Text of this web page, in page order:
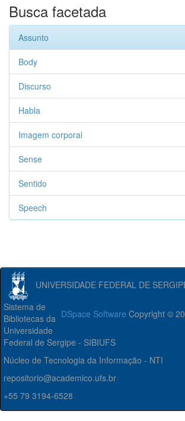
Busca facetada
Assunto
Body
Discurso
Habla
Imagem corporal
Sense
Sentido
Speech
UNIVERSIDADE FEDERAL DE
DSpace Software Copyright ©
Sistema de
Bibliotecas da
Universidade
Federal de Sergipe - SIBIUFS
Núcleo de Tecnologia da Informação - NTI
repositorio@academico.ufs.br
+55 79 3194-6528